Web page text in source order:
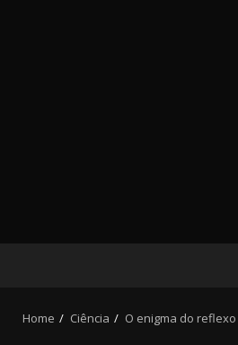
Home Ciência O enigma do